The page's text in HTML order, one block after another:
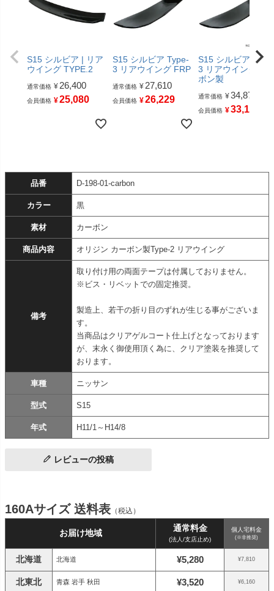
S15 シルビア | リア
ウイング TYPE.2
通常価格 ¥ 26,400
会員価格 ¥25,080
S15 シルビア Type-
3 リアウイング FRP
通常価格 ¥ 27,610
会員価格 ¥26,229
S15 シルビア Type-
3 リアウイング カ
ボン製
通常価格 ¥34,870
会員価格 ¥33,126
品番 D-198-01-carbon
カラー 黒
素材 カーボン
商品内容 オリジン カーボン製Type-2 リアウイング
備考
取り付け用の両面テープは付属しておりません。
※ビス・リベットでの固定推奨。
製造上、若干の折り目のずれが生じる事がございま
す。
当商品はクリアゲルコート仕上げとなっております
が、末永く御使用頂く為に、クリア塗装を推奨して
おります。
車種 ニッサン
型式 S15
年式 H11/1～H14/8
レビューの投稿
160Aサイズ 送料表 （税込）
お届け地域 通常料金
(法人/支店止め)
個人宅料金
(※非推奨)
北海道 北海道 ¥5,280 ¥7,810
北東北 青森 岩手 秋田 ¥3,520 ¥6,160